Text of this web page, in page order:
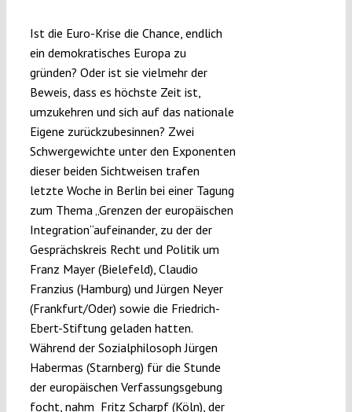
Funding
Projects
Ist die Euro-Krise die Chance, endlich
ein demokratisches Europa zu
gründen? Oder ist sie vielmehr der
Beweis, dass es höchste Zeit ist,
umzukehren und sich auf das nationale
Eigene zurückzubesinnen? Zwei
Schwergewichte unter den Exponenten
dieser beiden Sichtweisen trafen
letzte Woche in Berlin bei einer Tagung
zum Thema „Grenzen der europäischen
Integration“aufeinander, zu der der
Gesprächskreis Recht und Politik um
Franz Mayer (Bielefeld), Claudio
Franzius (Hamburg) und Jürgen Neyer
(Frankfurt/Oder) sowie die Friedrich-
Ebert-Stiftung geladen hatten.
Während der Sozialphilosoph Jürgen
Habermas (Starnberg) für die Stunde
der europäischen Verfassungsgebung
focht, nahm Fritz Scharpf (Köln), der